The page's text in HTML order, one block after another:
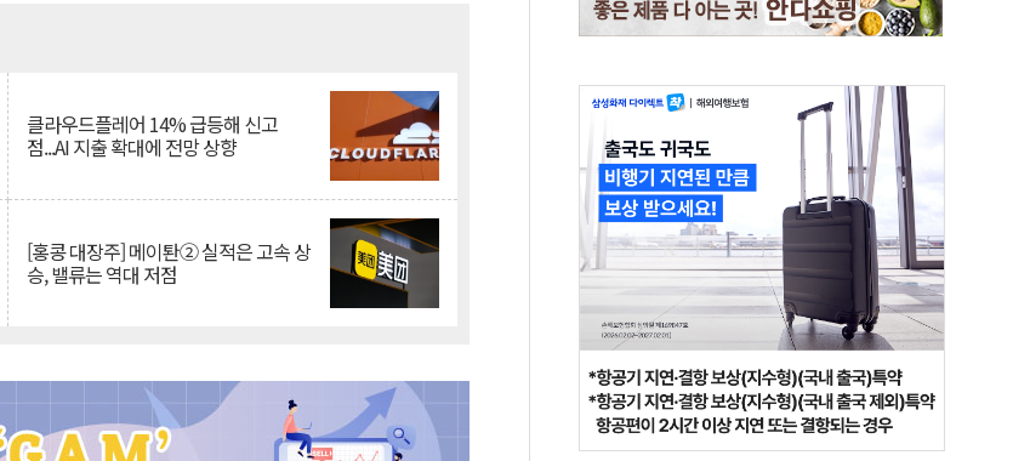
클라우드플레어 14% 급등해 신고
점...AI 지출 확대에 전망 상향
[홍콩 대장주] 메이퇀② 실적은 고속 상
승, 밸류는 역대 저점